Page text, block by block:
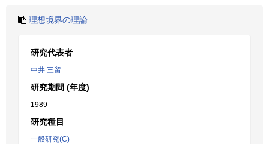
理想境界の理論
研究代表者
中井 三留
研究期間 (年度)
1989
研究種目
一般研究(C)